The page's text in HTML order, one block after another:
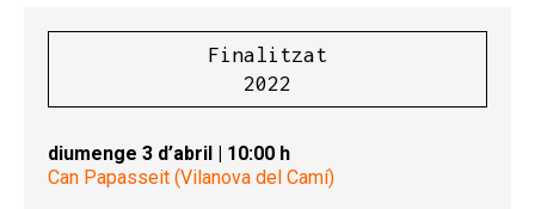
Finalitzat
2022
diumenge 3 d’abril | 10:00 h
Can Papasseit (Vilanova del Camí)